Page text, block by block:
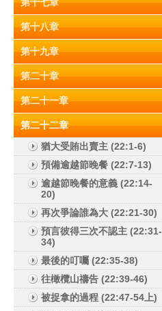
第十八章
第十九章
第二十章
第二十一章
第二十二章
猶大受賄出賣主 (22:1-6)
預備逾越節晚餐 (22:7-13)
逾越節晚餐的意義 (22:14-
20)
再次爭論誰為大 (22:21-30)
預言彼得三次不認主 (22:31-
34)
最後的叮囑 (22:35-38)
往橄欖山禱告 (22:39-46)
被捉拿的過程 (22:47-54上)